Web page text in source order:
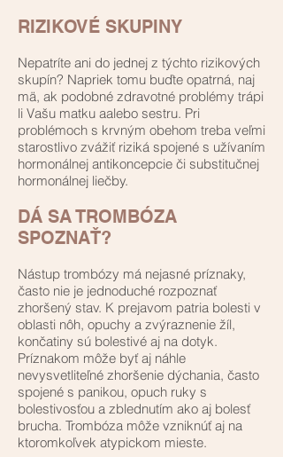
RIZIKOVÉ SKUPINY
Nepatríte ani do jednej z týchto rizikových
skupín? Napriek tomu buďte opatrná, naj
mä, ak podobné zdravotné problémy trápi
li Vašu matku aalebo sestru. Pri
problémoch s krvným obehom treba veľmi
starostlivo zvážiť riziká spojené s užívaním
hormonálnej antikoncepcie či substitučnej
hormonálnej liečby.
DÁ SA TROMBÓZA
SPOZNAŤ?
Nástup trombózy má nejasné príznaky,
často nie je jednoduché rozpoznať
zhoršený stav. K prejavom patria bolesti v
oblasti nôh, opuchy a zvýraznenie žíl,
končatiny sú bolestivé aj na dotyk.
Príznakom môže byť aj náhle
nevysvetliteľné zhoršenie dýchania, často
spojené s panikou, opuch ruky s
bolestivosťou a zblednutím ako aj bolesť
brucha. Trombóza môže vzniknúť aj na
ktoromkoľvek atypickom mieste.